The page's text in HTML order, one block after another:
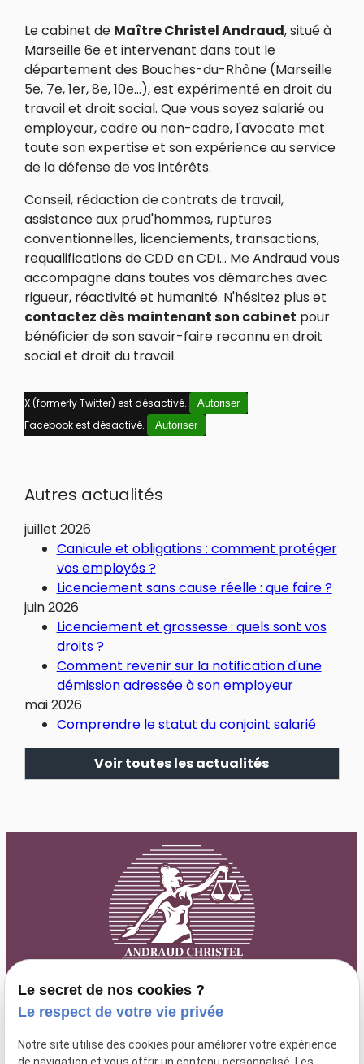
Le cabinet de Maître Christel Andraud, situé à
Marseille 6e et intervenant dans tout le
département des Bouches-du-Rhône (Marseille
5e, 7e, 1er, 8e, 10e...), est expérimenté en droit du
travail et droit social. Que vous soyez salarié ou
employeur, cadre ou non-cadre, l'avocate met
toute son expertise et son expérience au service
de la défense de vos intérêts.
Conseil, rédaction de contrats de travail,
assistance aux prud'hommes, ruptures
conventionnelles, licenciements, transactions,
requalifications de CDD en CDI... Me Andraud vous
accompagne dans toutes vos démarches avec
rigueur, réactivité et humanité. N'hésitez plus et
contactez dès maintenant son cabinet pour
bénéficier de son savoir-faire reconnu en droit
social et droit du travail.
X (formerly Twitter) est désactivé. Autoriser
Facebook est désactivé. Autoriser
Autres actualités
juillet 2026
Canicule et obligations : comment protéger
vos employés ?
Licenciement sans cause réelle : que faire ?
juin 2026
Licenciement et grossesse : quels sont vos
droits ?
Comment revenir sur la notification d'une
démission adressée à son employeur
mai 2026
Comprendre le statut du conjoint salarié
Voir toutes les actualités
04 84 89 15 87
63 rue Paradis
lundi au
Le secret de nos cookies ?
Le respect de votre vie privée
Notre site utilise des cookies pour améliorer votre expérience